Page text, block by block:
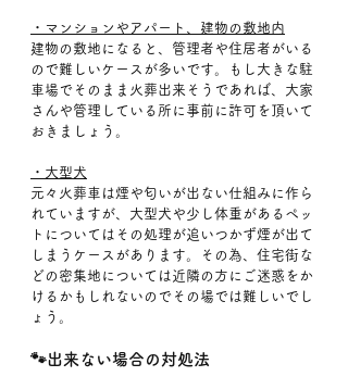
・マンションやアパート、建物の敷地内
建物の敷地になると、管理者や住居者がいる
ので難しいケースが多いです。もし大きな駐
車場でそのまま火葬出来そうであれば、大家
さんや管理している所に事前に許可を頂いて
おきましょう。
・大型犬
元々火葬車は煙や匂いが出ない仕組みに作ら
れていますが、大型犬や少し体重があるペッ
トについてはその処理が追いつかず煙が出て
しまうケースがあります。その為、住宅街な
どの密集地については近隣の方にご迷惑をか
けるかもしれないのでその場では難しいでし
ょう。
🐾出来ない場合の対処法